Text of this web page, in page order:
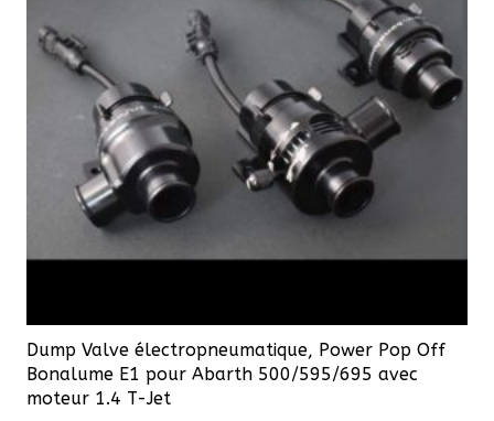
Dump Valve électropneumatique, Power Pop Off
Bonalume E1 pour Abarth 500/595/695 avec
moteur 1.4 T-Jet